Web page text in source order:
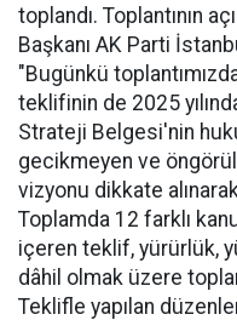
toplandı. Toplantının
Başkanı AK Parti
"Bugünkü
teklifinin de 2025
Strateji Belgesi'nin
gecikmeyen ve
vizyonu dikkate alınarak
Toplamda 12 farklı
içeren teklif, yürürlük,
dâhil olmak üzere
Teklifle yapılan